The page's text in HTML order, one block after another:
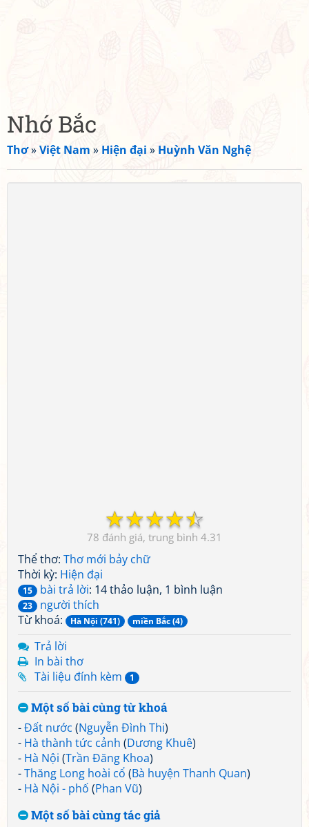
Nhớ Bắc
Thơ»Việt Nam » Hiện đại » Huỳnh Văn Nghệ
☆
☆
☆
☆
☆
78 4.31
Thể thơ: Thơ mới bảy chữ
Thời kỳ: Hiện đại
15 bài trả lời: 14 thảo luận, 1 bình luận
23
người thích
Từ khoá:
Hà Nội (741) miền Bắc (4)
Trả lời
In bài thơ
Tài liệu đính kèm
1
Một số bài cùng từ khoá
-Đất nước (Nguyễn Đình Thi)
- Hà thành tức cảnh (Dương Khuê)
- Hà Nội (Trần Đăng Khoa)
-Thăng Long hoài cổ (Bà huyện Thanh Quan)
- Hà Nội - phố (Phan Vũ)
Một số bài cùng tác giả